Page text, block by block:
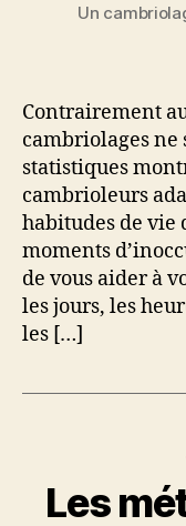
Un
Contrairement
cambriolages ne
statistiques
cambrioleurs
habitudes de vie
moments
de vous aider à
les jours, les
les […]
Les